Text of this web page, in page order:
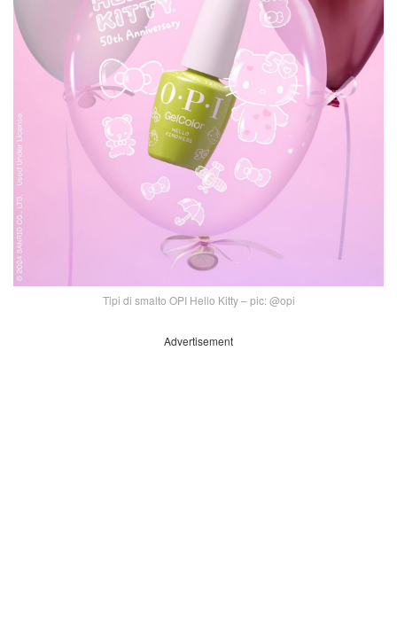
Tipi di smalto OPI Hello Kitty – pic: @opi
Advertisement